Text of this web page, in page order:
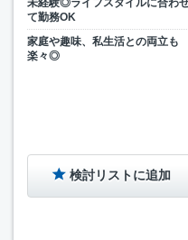
未経験◎ライフスタイルに合わ
て勤務OK
家庭や趣味、私生活との両立も
楽々◎
検討リストに追加